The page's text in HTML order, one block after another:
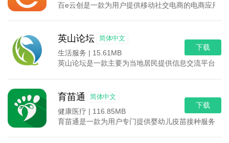
百e云创是一款为用户提供移动社交电商的电商应用
英山论坛 简体中文
生活服务 | 15.61MB
英山论坛是一款主要为当地居民提供信息交流平台的
下载
育苗通 简体中文
健康医疗 | 116.85MB
育苗通是一款为用户专门提供婴幼儿疫苗接种服务的
下载